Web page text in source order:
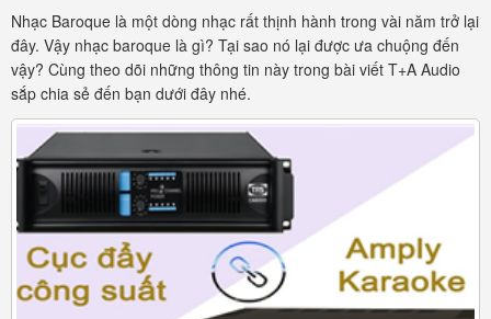
Nhạc Baroque là một dòng nhạc rất thịnh hành trong vài năm trở lại
đây. Vậy nhạc baroque là gì? Tại sao nó lại được ưa chuộng đến
vậy? Cùng theo dõi những thông tin này trong bài viết T+A Audio
sắp chia sẻ đến bạn dưới đây nhé.